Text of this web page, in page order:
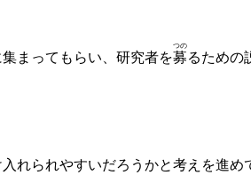
まってもらい、研究者を募
つの
るための
れられやすいだろうかと考えを進め